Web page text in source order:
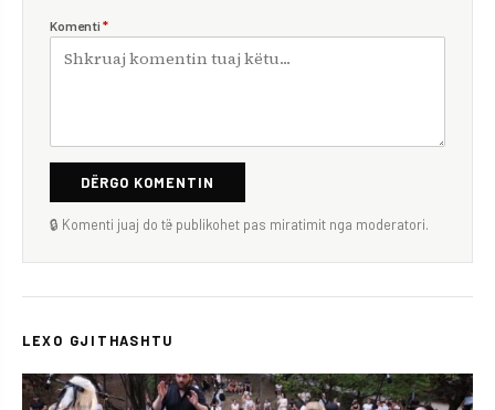
Komenti *
DËRGO KOMENTIN
🔒 Komenti juaj do të publikohet pas miratimit nga moderatori.
LEXO GJITHASHTU